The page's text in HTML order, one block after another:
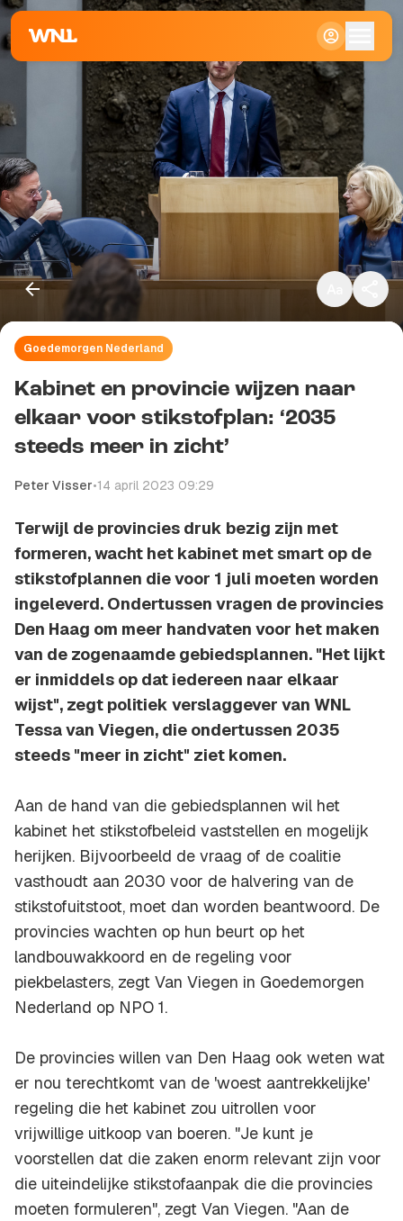
Klein
Standaard
Goedemorgen Nederland
Kabinet en provincie wijzen naar
elkaar voor stikstofplan: ‘2035
steeds meer in zicht’
Peter Visser•14 april 2023 09:29
Terwijl de provincies druk bezig zijn met
formeren, wacht het kabinet met smart op de
stikstofplannen die voor 1 juli moeten worden
ingeleverd. Ondertussen vragen de provincies
Den Haag om meer handvaten voor het maken
van de zogenaamde gebiedsplannen. "Het lijkt
er inmiddels op dat iedereen naar elkaar
wijst", zegt politiek verslaggever van WNL
Tessa van Viegen, die ondertussen 2035
steeds "meer in zicht" ziet komen.
Aan de hand van die gebiedsplannen wil het
kabinet het stikstofbeleid vaststellen en mogelijk
herijken. Bijvoorbeeld de vraag of de coalitie
vasthoudt aan 2030 voor de halvering van de
stikstofuitstoot, moet dan worden beantwoord. De
provincies wachten op hun beurt op het
landbouwakkoord en de regeling voor
piekbelasters, zegt Van Viegen in Goedemorgen
Nederland op NPO 1.
De provincies willen van Den Haag ook weten wat
er nou terechtkomt van de 'woest aantrekkelijke'
regeling die het kabinet zou uitrollen voor
vrijwillige uitkoop van boeren. "Je kunt je
voorstellen dat die zaken enorm relevant zijn voor
die uiteindelijke stikstofaanpak die die provincies
moeten formuleren", zegt Van Viegen. "Aan de